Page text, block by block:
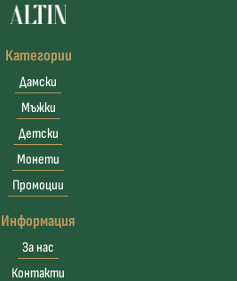
Категории
Дамски
Мъжки
Детски
Монети
Промоции
Информация
За нас
Контакти